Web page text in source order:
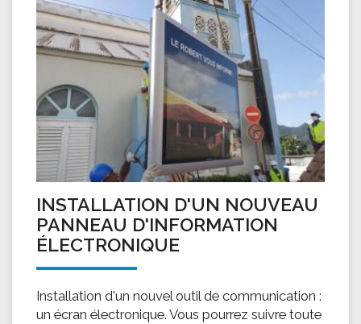
INSTALLATION D'UN NOUVEAU
PANNEAU D'INFORMATION
ÉLECTRONIQUE
Installation d'un nouvel outil de communication :
un écran électronique. Vous pourrez suivre toute